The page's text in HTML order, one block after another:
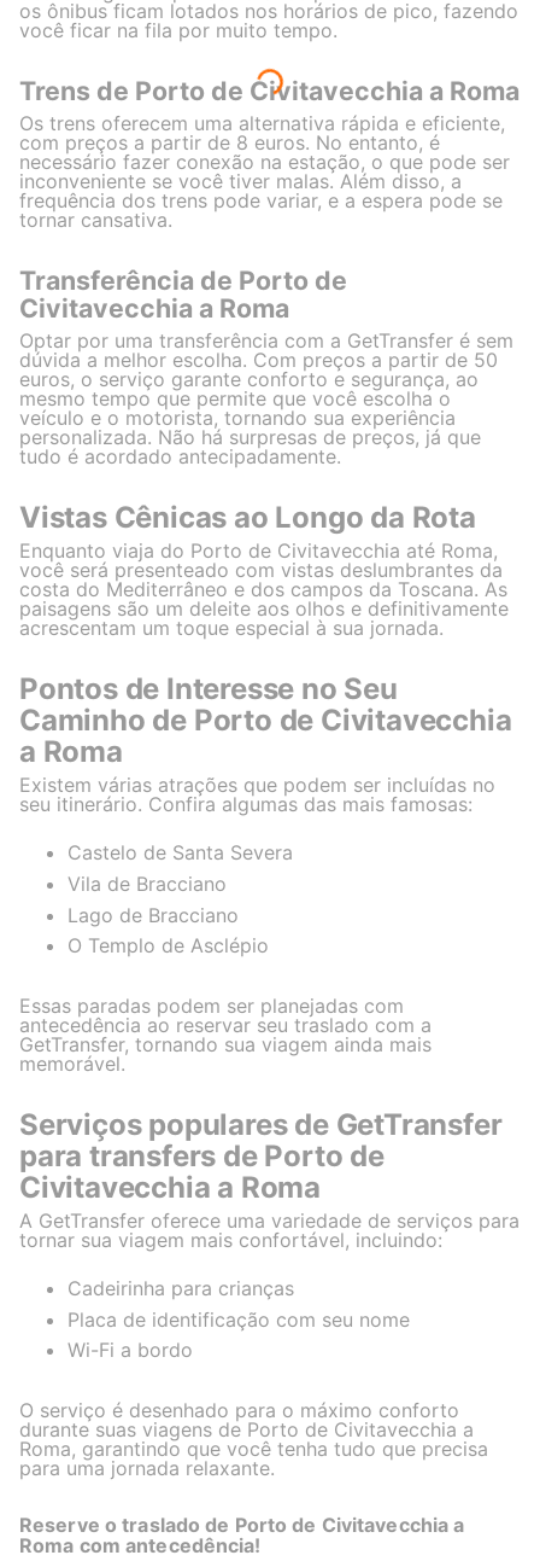
os ônibus ficam lotados nos horários de pico, fazendo
você ficar na fila por muito tempo.
Trens de Porto de Civitavecchia a Roma
Os trens oferecem uma alternativa rápida e eficiente,
com preços a partir de 8 euros. No entanto, é
necessário fazer conexão na estação, o que pode ser
inconveniente se você tiver malas. Além disso, a
frequência dos trens pode variar, e a espera pode se
tornar cansativa.
Transferência de Porto de
Civitavecchia a Roma
Optar por uma transferência com a GetTransfer é sem
dúvida a melhor escolha. Com preços a partir de 50
euros, o serviço garante conforto e segurança, ao
mesmo tempo que permite que você escolha o
veículo e o motorista, tornando sua experiência
personalizada. Não há surpresas de preços, já que
tudo é acordado antecipadamente.
Vistas Cênicas ao Longo da Rota
Enquanto viaja do Porto de Civitavecchia até Roma,
você será presenteado com vistas deslumbrantes da
costa do Mediterrâneo e dos campos da Toscana. As
paisagens são um deleite aos olhos e definitivamente
acrescentam um toque especial à sua jornada.
Pontos de Interesse no Seu
Caminho de Porto de Civitavecchia
a Roma
Existem várias atrações que podem ser incluídas no
seu itinerário. Confira algumas das mais famosas:
Castelo de Santa Severa
Vila de Bracciano
Lago de Bracciano
O Templo de Asclépio
Essas paradas podem ser planejadas com
antecedência ao reservar seu traslado com a
GetTransfer, tornando sua viagem ainda mais
memorável.
Serviços populares de GetTransfer
para transfers de Porto de
Civitavecchia a Roma
A GetTransfer oferece uma variedade de serviços para
tornar sua viagem mais confortável, incluindo:
Cadeirinha para crianças
Placa de identificação com seu nome
Wi-Fi a bordo
O serviço é desenhado para o máximo conforto
durante suas viagens de Porto de Civitavecchia a
Roma, garantindo que você tenha tudo que precisa
para uma jornada relaxante.
Reserve o traslado de Porto de Civitavecchia a
Roma com antecedência!